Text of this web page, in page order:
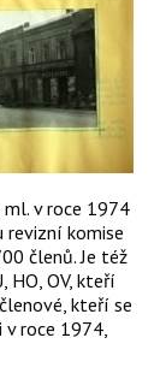
ml. v roce 1974
revizní komise
členů. Je též
HO, OV, kteří
kteří se
roce 1974,